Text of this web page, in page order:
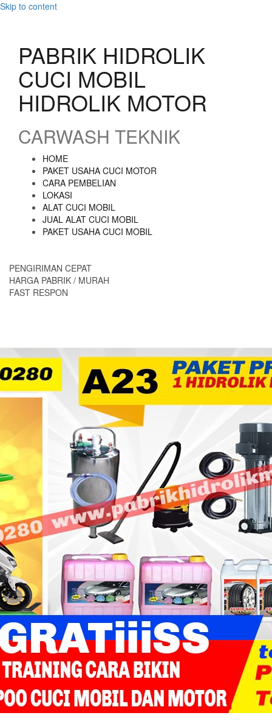
Skip to content
PABRIK HIDROLIK
CUCI MOBIL
HIDROLIK MOTOR
CARWASH TEKNIK
HOME
PAKET USAHA CUCI MOTOR
CARA PEMBELIAN
LOKASI
ALAT CUCI MOBIL
JUAL ALAT CUCI MOBIL
PAKET USAHA CUCI MOBIL
PENGIRIMAN CEPAT
HARGA PABRIK / MURAH
FAST RESPON